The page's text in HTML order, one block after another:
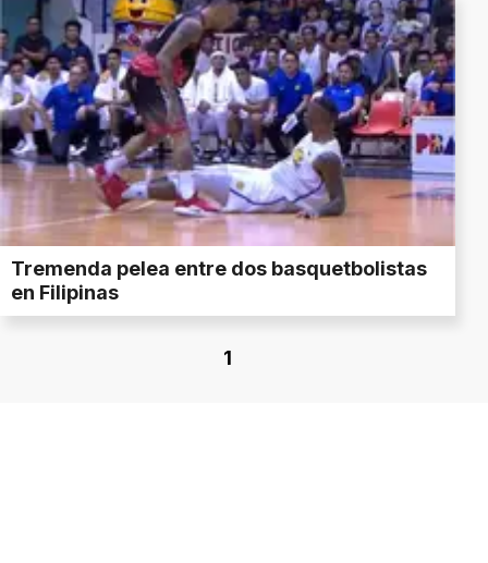
Tremenda pelea entre dos basquetbolistas
en Filipinas
1